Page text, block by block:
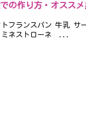
の作り方・オスス
トフランスパン 牛乳 サ
ミネストローネ ...